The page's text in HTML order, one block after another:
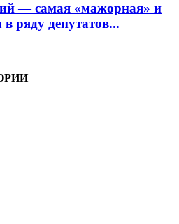
— самая «мажорная» и
ряду депутатов...